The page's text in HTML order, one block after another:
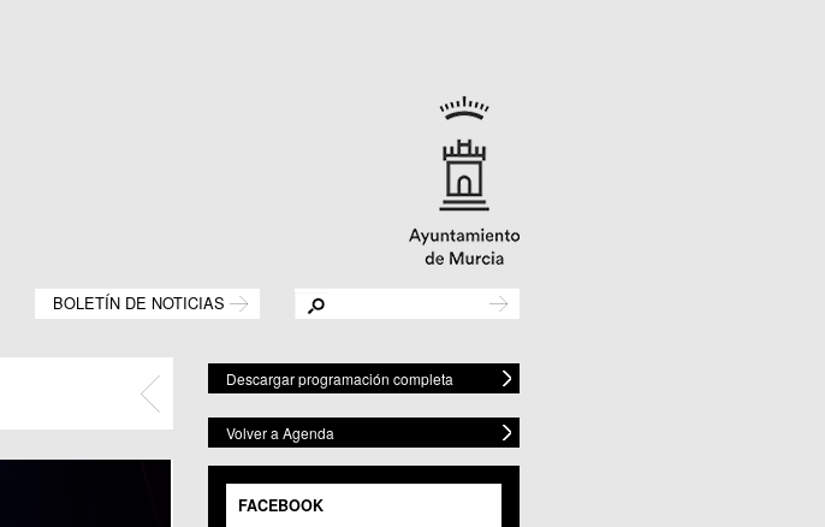
BOLETÍN DE NOTICIAS
Descargar programación completa
Volver a Agenda
FACEBOOK